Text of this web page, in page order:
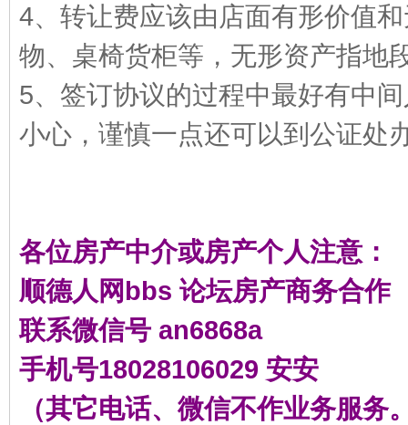
bb
4、转让费应该由店面有形价值
物、桌椅货柜等，无形资产指地
5、签订协议的过程中最好有中
小心，谨慎一点还可以到公证处
各位房产中介或房产个人注意：
顺德人网bbs 论坛房产商务合作
联系微信号 an6868a
手机号18028106029 安安
（其它电话、微信不作业务服务